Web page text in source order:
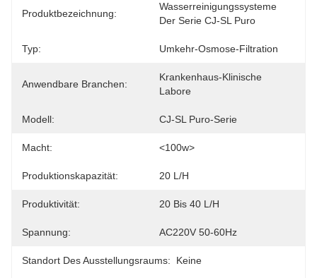
Produktbezeichnung:
Wasserreinigungssysteme
Der Serie CJ-SL Puro
Typ: Umkehr-Osmose-Filtration
Anwendbare Branchen:
Krankenhaus-Klinische
Labore
Modell: CJ-SL Puro-Serie
Macht: <100w>
Produktionskapazität: 20 L/h
Produktivität: 20 Bis 40 L/h
Spannung: AC220V 50-60Hz
Standort Des Ausstellungsraums: Keine